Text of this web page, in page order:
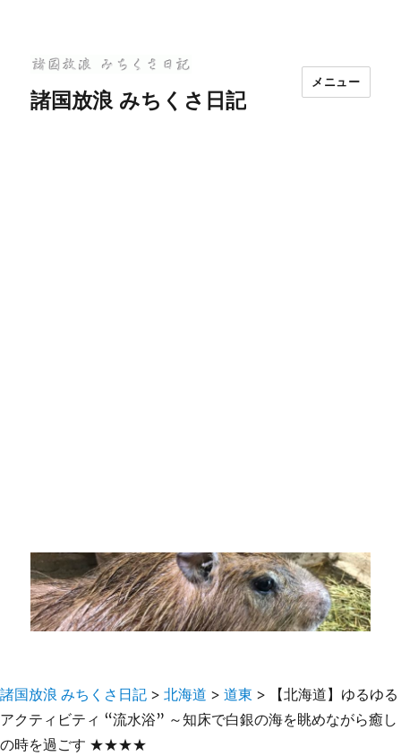
諸国放浪 みちくさ日記
メニュー
諸国放浪 みちくさ日記 > 北海道 > 道東 >
【北海道】ゆるゆる
アクティビティ “流水浴” ～知床で白銀の海を眺めながら癒し
の時を過ごす ★★★★